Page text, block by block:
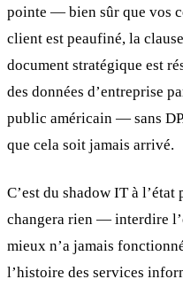
pointe — bien sûr que vos
client est peaufiné, la
document stratégique est
des données d’entreprise
public américain — sans
que cela soit jamais arrivé.
C’est du shadow IT à
changera rien — interdire
mieux n’a jamais
l’histoire des services